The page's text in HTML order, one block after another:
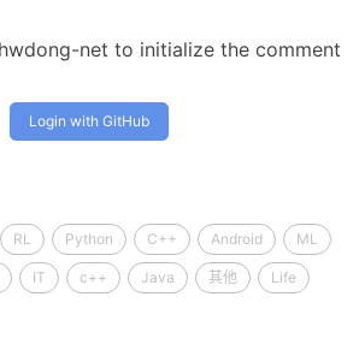
net to initialize the comment
Login with GitHub
RL Python C++ Android ML
IT c++ Java 其他 Life